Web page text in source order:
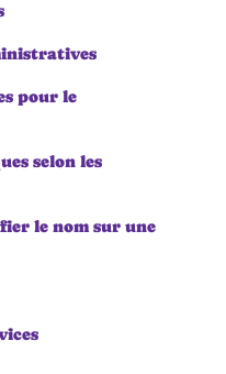
pour le
selon les
le nom sur une